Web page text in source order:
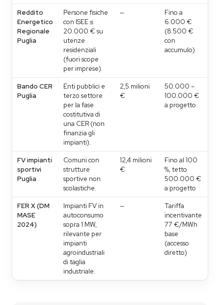
Reddito
Energetico
Regionale
Puglia
Persone fisiche
con ISEE ≤
20.000 € su
utenze
residenziali
(fuori scope
per imprese).
—
Fino a
6.000 €
(8.500 €
con
accumulo)
Bando CER
Puglia
Enti pubblici e
terzo settore
per la fase
costitutiva di
una CER (non
finanzia gli
impianti).
2,5 milioni
€
50.000 –
100.000 €
a progetto
FV impianti
sportivi
Puglia
Comuni con
strutture
sportive non
scolastiche.
12,4 milioni
€
Fino al 100
%, tetto
500.000 €
a progetto
FER X (DM
MASE
2024)
Impianti FV in
autoconsumo
sopra 1 MW,
rilevante per
impianti
agroindustriali
di taglia
industriale.
—
Tariffa
incentivante
77 €/MWh
base
(accesso
diretto)